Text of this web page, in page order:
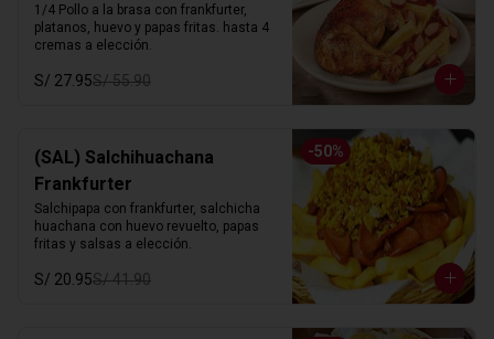
1/4 Pollo a la brasa con frankfurter,
platanos, huevo y papas fritas. hasta 4
cremas a elección.
S/ 27.95S/ 55.90
-50%
(SAL) Salchihuachana
Frankfurter
Salchipapa con frankfurter, salchicha
huachana con huevo revuelto, papas
fritas y salsas a elección.
S/ 20.95S/ 41.90